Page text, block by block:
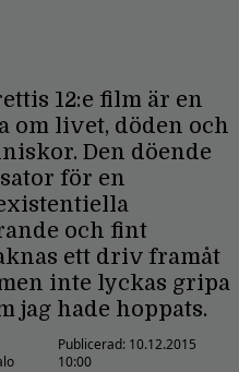
12:e film är en
om livet, döden och
Den döende
för en
och fint
ett driv framåt
inte lyckas gripa
jag hade hoppats.
Publicerad: 10.12.2015
10:00